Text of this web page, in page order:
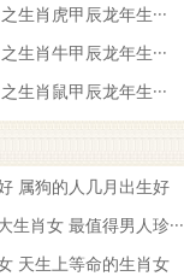
生肖虎甲辰龙年生···
生肖牛甲辰龙年生···
生肖鼠甲辰龙年生···
属狗的人几月出生好
肖女 最值得男人珍···
天生上等命的生肖女